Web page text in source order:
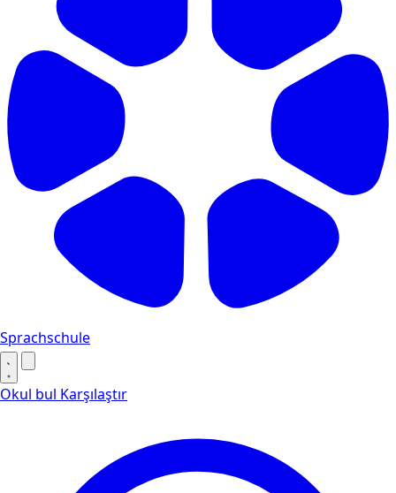
Sprachschule
Okul bul Karşılaştır